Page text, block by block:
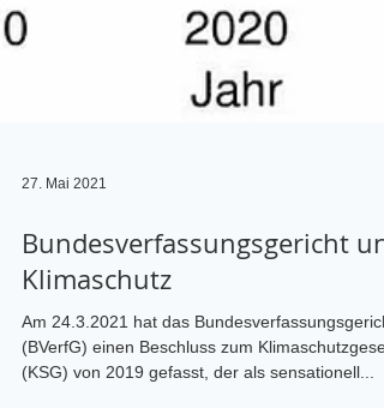
27. Mai 2021
Bundesverfassungsgericht
Klimaschutz
Am 24.3.2021 hat das